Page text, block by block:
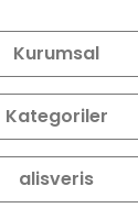
Kurumsal
Kategoriler
alisveris